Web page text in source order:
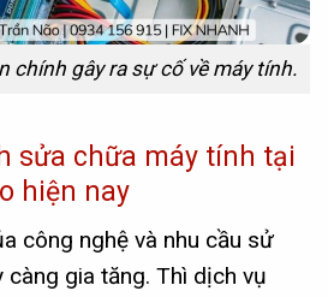
chính gây ra sự cố về máy tính.
sửa chữa máy tính tại
hiện nay
công nghệ và nhu cầu sử
càng gia tăng. Thì dịch vụ